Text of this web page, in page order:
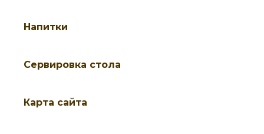
Напитки
Cервировка стола
Карта сайта